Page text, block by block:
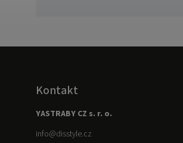
Kontakt
YASTRABY CZ s. r. o.
info@disstyle.cz